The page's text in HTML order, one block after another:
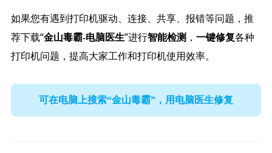
如果您有遇到打印机驱动、连接、共享、报错等问题，推
荐下载“金山毒霸-电脑医生”进行智能检测， 一键修复各种
打印机问题，提高大家工作和打印机使用效率。
可在电脑上搜索“金山毒霸”，用电脑医生修复